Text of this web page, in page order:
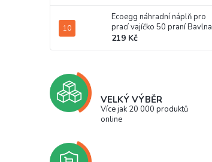
Ecoegg náhradní náplň pro
prací vajíčko 50 praní Bavlna
219 Kč
VELKÝ VÝBĚR
Více jak 20 000 produktů
online